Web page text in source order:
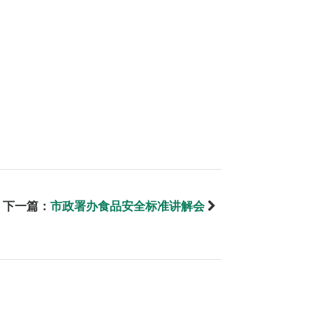
下一篇： 市政署办食品安全标准讲解会